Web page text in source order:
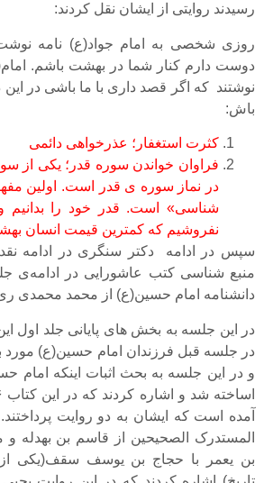
رسیدند روایتی از ایشان نقل کردند:
روزی شخصی به امام جواد(ع) نامه
دوست دارم کنار شما در بهشت باشم.
نوشتند که اگر قصد داری با ما باشی در
باش:
کثرت استغفار؛ عذرخواهی دائمی
فراوان خواندن سوره قدر؛ یکی از
در نماز سوره ی قدر است. اولین
شناسی» است. قدر خود را بدانیم
نفروشیم که کمترین قیمت انسان
سپس در ادامه دکتر سنگری در ادامه
منبع شناسی کتب عاشورایی در ادامه‌ی
دانشنامه امام حسین(ع) از محمد محمدی
در این جلسه به بخش های پایانی جلد اول
در جلسه قبل فرزندان امام حسین(ع) مورد
و در این جلسه به بحث اثبات اینکه امام
آمده است که ایشان به دو روایت
المستدرک الصحیحین از قاسم بن بهدله و
بن یعمر با حجاج بن یوسف سقف(یکی از